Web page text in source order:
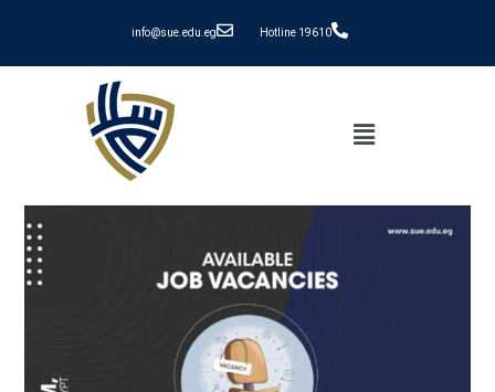
info@sue.edu.eg Hotline 19610